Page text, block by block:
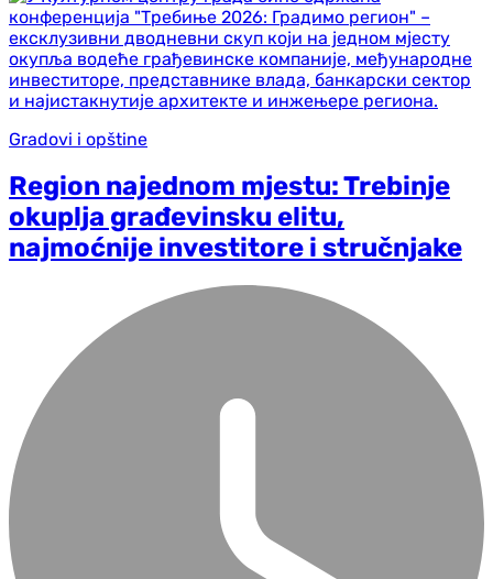
Gradovi i opštine
Region najednom mjestu: Trebinje
okuplja građevinsku elitu,
najmoćnije investitore i stručnjake